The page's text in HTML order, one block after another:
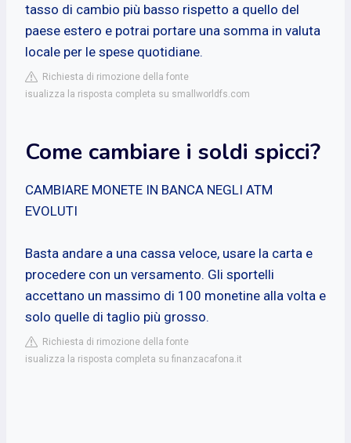
tasso di cambio più basso rispetto a quello del
paese estero e potrai portare una somma in valuta
locale per le spese quotidiane.
Richiesta di rimozione della fonte
isualizza la risposta completa su smallworldfs.com
Come cambiare i soldi spicci?
CAMBIARE MONETE IN BANCA NEGLI ATM
EVOLUTI
Basta andare a una cassa veloce, usare la carta e
procedere con un versamento. Gli sportelli
accettano un massimo di 100 monetine alla volta e
solo quelle di taglio più grosso.
Richiesta di rimozione della fonte
isualizza la risposta completa su finanzacafona.it